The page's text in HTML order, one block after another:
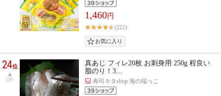
1,460円
(222)
24位
UP
真あじ フィレ20枚 お刺身用 250g 程良い
脂のり！3…
寿司ネタshop 海の端っこ